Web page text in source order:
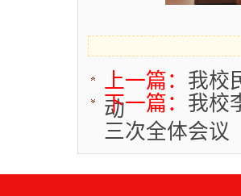
上一篇： 我校
动
下一篇： 我校
三次全体会议